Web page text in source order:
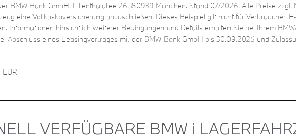
BMW Bank GmbH, Lilienthalallee 26, 80939 München. Stand 07/2026. Alle Preise
eine Vollkaskoversicherung abzuschließen. Dieses Beispiel gilt nicht für Verbraucher.
Informationen hinsichtlich weiterer Bedingungen und Details erhalten Sie bei Ihrem
Abschluss eines Leasingvertrages mit der BMW Bank GmbH bis 30.09.2026 und
EUR
VERFÜGBARE BMW i